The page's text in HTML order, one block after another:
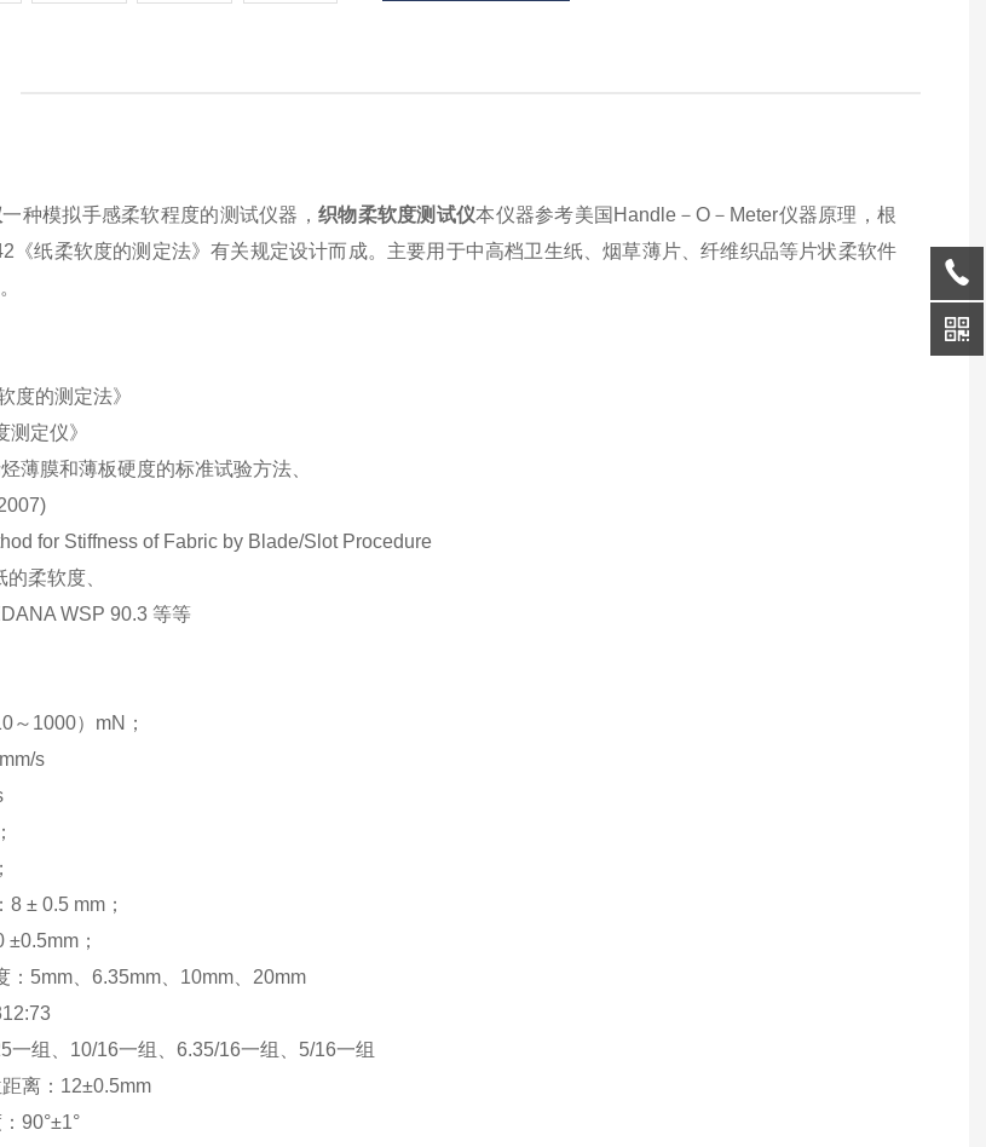
一种模拟手感柔软程度的测试仪器， 织物柔软度测试仪本仪器参考美国Handle－O－Meter仪器原理，根
《纸柔软度的测定法》有关规定设计而成。主要用于中高档卫生纸、烟草薄片、纤维织品等片状柔软件
度的测定法》
定仪》
薄膜和薄板硬度的标准试验方法、
for Stiffness of Fabric by Blade/Slot Procedure
柔软度、
WSP 90.3 等等
～1000）mN；
s
± 0.5 mm；
；
：5mm、6.35mm、10mm、20mm
一组、10/16一组、6.35/16一组、5/16一组
离：12±0.5mm
90°±1°